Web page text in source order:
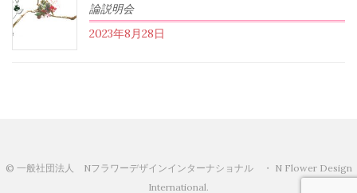
論説明会
2023年8月28日
© 一般社団法人 Nフラワーデザインインターナショナル ・ N Flower Design
International.